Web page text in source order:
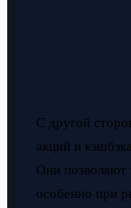
С другой
акций и
Они позволяют
особенно при